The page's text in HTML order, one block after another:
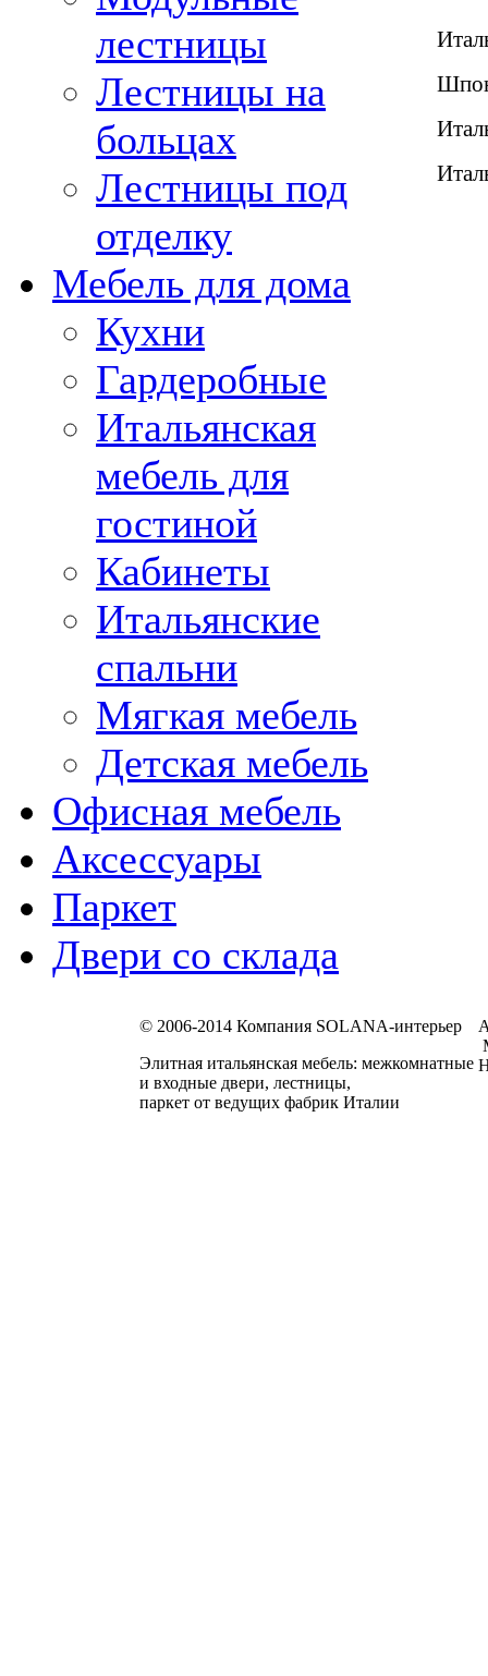
лестницы
Лестницы на
больцах
Лестницы под
отделку
Мебель для дома
Кухни
Гардеробные
Итальянская
мебель для
гостиной
Кабинеты
Итальянские
спальни
Мягкая мебель
Детская мебель
Офисная мебель
Аксессуары
Паркет
Двери со склада
© 2006-2014 Компания SOLANA-интерьер
Элитная итальянская мебель: межкомнатные
и входные двери, лестницы,
паркет от ведущих фабрик Италии